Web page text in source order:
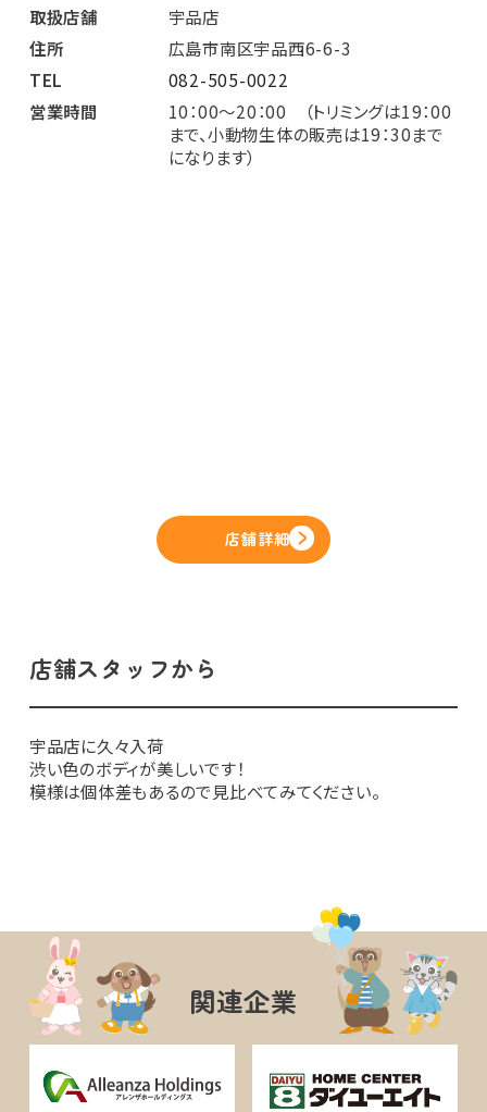
取扱店舗
宇品店
住所
広島市南区宇品西6-6-3
TEL
082-505-0022
営業時間
10：00～20：00 （トリミングは19：00
まで、小動物生体の販売は19：30まで
になります）
店舗詳細
店舗スタッフから
宇品店に久々入荷
渋い色のボディが美しいです！
模様は個体差もあるので見比べてみてください。
関連企業